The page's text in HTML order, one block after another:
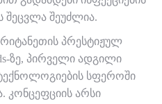
შეცვლა შეუძლია.
პრესტიჟულ
ზე, პირველი ადგილი
სფეროში
კონცეფციის არსი